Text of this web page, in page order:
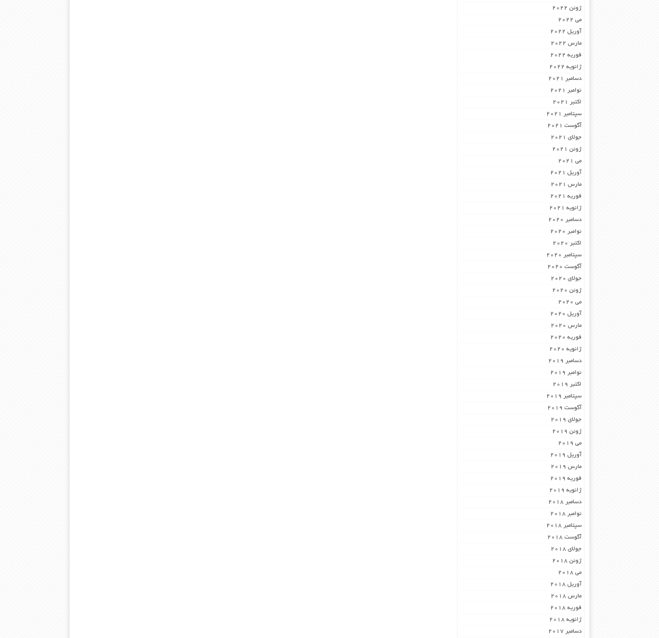
ژوئن 2022
می 2022
آوریل 2022
مارس 2022
فوریه 2022
ژانویه 2022
دسامبر 2021
نوامبر 2021
اکتبر 2021
سپتامبر 2021
آگوست 2021
جولای 2021
ژوئن 2021
می 2021
آوریل 2021
مارس 2021
فوریه 2021
ژانویه 2021
دسامبر 2020
نوامبر 2020
اکتبر 2020
سپتامبر 2020
آگوست 2020
جولای 2020
ژوئن 2020
می 2020
آوریل 2020
مارس 2020
فوریه 2020
ژانویه 2020
دسامبر 2019
نوامبر 2019
اکتبر 2019
سپتامبر 2019
آگوست 2019
جولای 2019
ژوئن 2019
می 2019
آوریل 2019
مارس 2019
فوریه 2019
ژانویه 2019
دسامبر 2018
نوامبر 2018
سپتامبر 2018
آگوست 2018
جولای 2018
ژوئن 2018
می 2018
آوریل 2018
مارس 2018
فوریه 2018
ژانویه 2018
دسامبر 2017